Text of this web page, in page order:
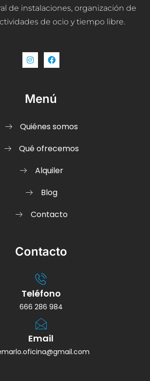
de instalaciones, organización de
de ocio y tiempo libre.
Menú
Quiénes somos
Qué ofrecemos
Alquiler
Blog
Contacto
Contacto
Teléfono
666 286 984
Email